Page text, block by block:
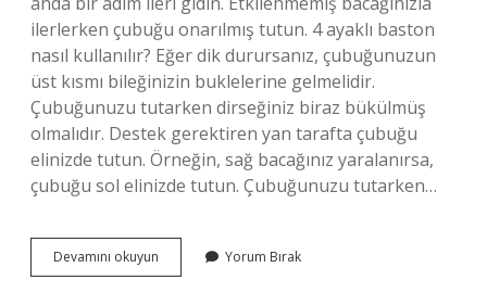
ilerlerken çubuğu onarılmış tutun. 4 ayaklı baston
nasıl kullanılır? Eğer dik durursanız, çubuğunuzun
üst kısmı bileğinizin buklelerine gelmelidir.
Çubuğunuzu tutarken dirseğiniz biraz bükülmüş
olmalıdır. Destek gerektiren yan tarafta çubuğu
elinizde tutun. Örneğin, sağ bacağınız yaralanırsa,
çubuğu sol elinizde tutun. Çubuğunuzu tutarken…
Devamını okuyun
Destekli
Yorum Bırak